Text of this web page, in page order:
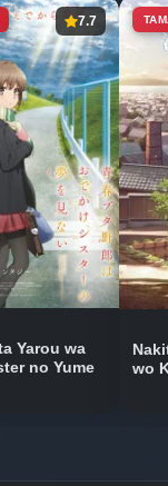
7.7
Yarou wa
no Yume
wo